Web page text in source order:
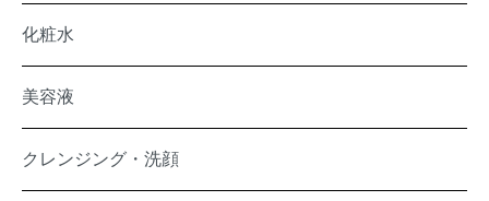
化粧水
美容液
クレンジング・洗顔